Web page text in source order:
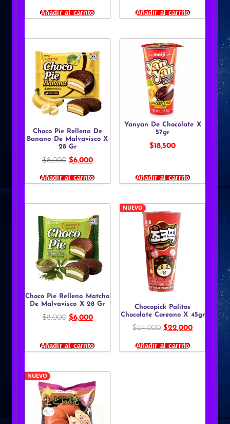
Añadir al carrito Añadir al carrito
Choco Pie Relleno De
Banano De Malvavisco X
28 Gr
$8,000 $6,000
Añadir al carrito
Yanyan De Chocolate X
57gr
$18,500
Añadir al carrito
Choco Pie Relleno Matcha
De Malvavisco X 28 Gr
$8,000 $6,000
Añadir al carrito
NUEVO
Chocopick Palitos
Chocolate Coreano X 45gr
$24,000 $22,000
Añadir al carrito
NUEVO